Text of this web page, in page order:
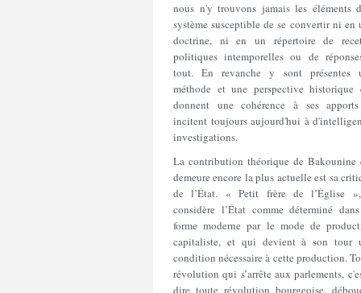
nous n'y trouvons jamais les éléments
système susceptible de se convertir ni en
doctrine, ni en un répertoire de
politiques intemporelles ou de
tout. En revanche y sont présentes
méthode et une perspective historique
donnent une cohérence à ses
incitent toujours aujourd'hui à
investigations.
La contribution théorique de Bakounine
demeure encore la plus actuelle est sa
de l’État. « Petit frère de l’Église
considère l’État comme déterminé
forme moderne par le mode de
capitaliste, et qui devient à son tour
condition nécessaire à cette production.
révolution qui s’arrête aux parlements,
dire toute révolution bourgeoise,